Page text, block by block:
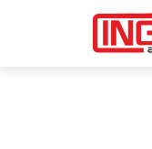
Asigurari
Skip to main content